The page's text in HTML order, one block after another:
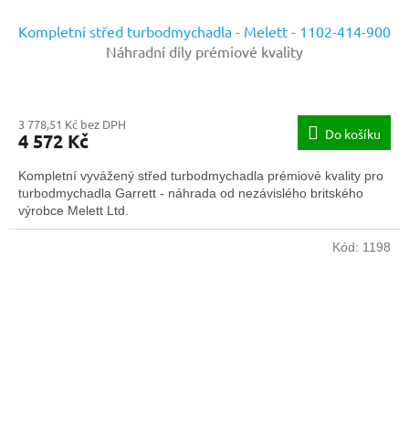
Kompletní střed turbodmychadla - Melett - 1102-414-900
Náhradní díly prémiové kvality
3 778,51 Kč bez DPH
4 572 Kč Do košíku
Kompletní vyvážený střed turbodmychadla prémiové kvality pro
turbodmychadla Garrett - náhrada od nezávislého britského
výrobce Melett Ltd.
Kód: 1198